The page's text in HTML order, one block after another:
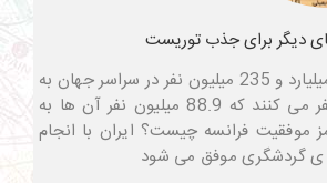
دیگر برای جذب توریست
هر سال حدود یک میلیارد و 235 میلیون نفر در سراسر جهان به
کشور های دیگر سفر می کنند که 88.9 میلیون نفر آن ها به
موفقیت فرانسه چیست؟ ایران با انجام
ی گردشگری موفق می شود